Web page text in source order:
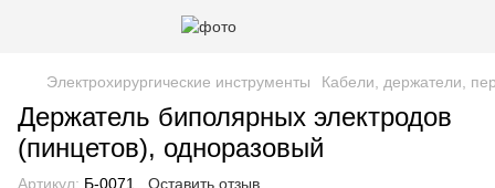
Электрохирургические инструменты Кабели, держатели,
Держатель биполярных электродов
(пинцетов), одноразовый
Артикул: Б-0071 Оставить отзыв